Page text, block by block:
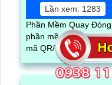
Lần xem: 1283
Phần Mềm Quay
phần mềm có tích
mã QR/ bar code khi